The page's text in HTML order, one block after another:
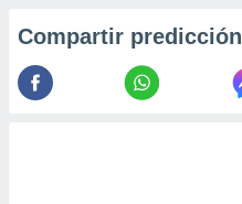
Compartir predicción